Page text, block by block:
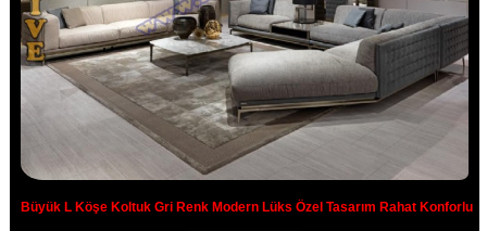
Büyük L Köşe Koltuk Gri Renk Modern Lüks Özel Tasarım Rahat Konforlu